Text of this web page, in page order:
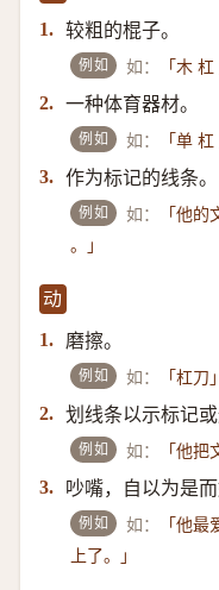
1. 较粗的棍子。
例如 如： 「木 杠
2. 一种体育器材。
例如 如： 「单 杠
3. 作为标记的线条。
例如 如：
「他
。」
动
1.
磨擦。
例如 如： 「杠刀
2. 划线条以示标记或
例如 如： 「他把
3. 吵嘴，自以为是而
例如 如： 「他最
上了。」